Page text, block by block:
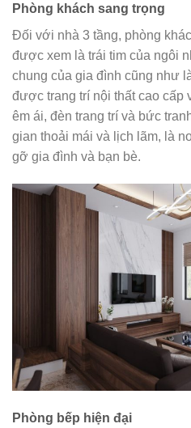
Phòng khách sang trọng
Đối với nhà 3 tầng, phòng
được xem là trái tim của ngôi
chung của gia đình cũng như
được trang trí nội thất cao cấp
êm ái, đèn trang trí và bức
gian thoải mái và lịch lãm, là
gỡ gia đình và bạn bè.
Phòng bếp hiện đại